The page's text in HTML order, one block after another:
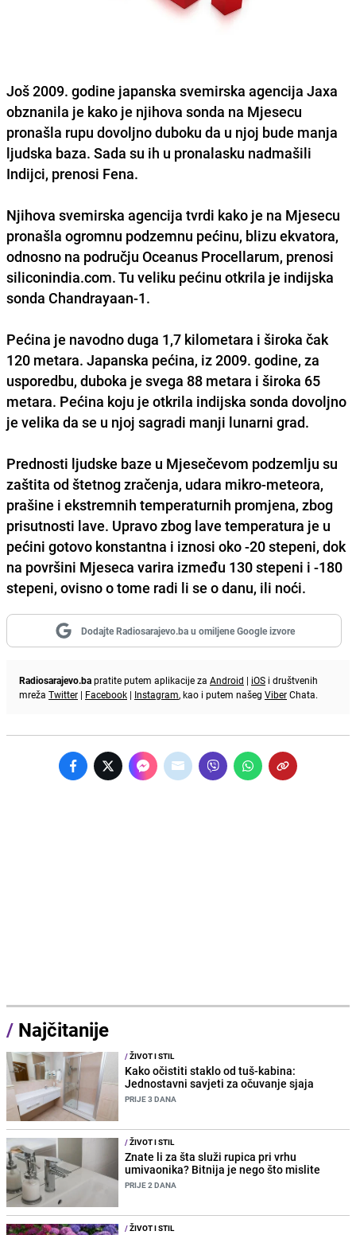
Još 2009. godine japanska svemirska agencija Jaxa
obznanila je kako je njihova sonda na Mjesecu
pronašla rupu dovoljno duboku da u njoj bude manja
ljudska baza. Sada su ih u pronalasku nadmašili
Indijci, prenosi Fena.
Njihova svemirska agencija tvrdi kako je na Mjesecu
pronašla ogromnu podzemnu pećinu, blizu ekvatora,
odnosno na području Oceanus Procellarum, prenosi
siliconindia.com. Tu veliku pećinu otkrila je indijska
sonda Chandrayaan-1.
Pećina je navodno duga 1,7 kilometara i široka čak
120 metara. Japanska pećina, iz 2009. godine, za
usporedbu, duboka je svega 88 metara i široka 65
metara. Pećina koju je otkrila indijska sonda dovoljno
je velika da se u njoj sagradi manji lunarni grad.
Prednosti ljudske baze u Mjesečevom podzemlju su
zaštita od štetnog zračenja, udara mikro-meteora,
prašine i ekstremnih temperaturnih promjena, zbog
prisutnosti lave. Upravo zbog lave temperatura je u
pećini gotovo konstantna i iznosi oko -20 stepeni, dok
na površini Mjeseca varira između 130 stepeni i -180
stepeni, ovisno o tome radi li se o danu, ili noći.
Dodajte Radiosarajevo.ba u omiljene Google izvore
Radiosarajevo.bapratite putem aplikacije za Android | iOS i društvenih
mreža Twitter | Facebook | Instagram, kao i putem našeg ViberChata.
/ Najčitanije
/ŽIVOT I STIL
Kako očistiti staklo od tuš-kabina:
Jednostavni savjeti za očuvanje sjaja
PRIJE 3 DANA
/ŽIVOT I STIL
Znate li za šta služi rupica pri vrhu
umivaonika? Bitnija je nego što mislite
PRIJE 2 DANA
/ŽIVOT I STIL